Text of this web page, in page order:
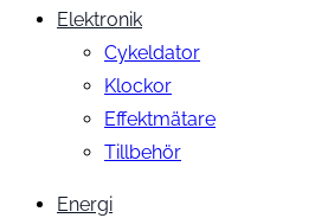
Elektronik
Cykeldator
Klockor
Effektmätare
Tillbehör
Energi